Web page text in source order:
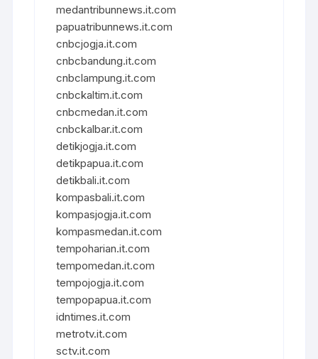
medantribunnews.it.com
papuatribunnews.it.com
cnbcjogja.it.com
cnbcbandung.it.com
cnbclampung.it.com
cnbckaltim.it.com
cnbcmedan.it.com
cnbckalbar.it.com
detikjogja.it.com
detikpapua.it.com
detikbali.it.com
kompasbali.it.com
kompasjogja.it.com
kompasmedan.it.com
tempoharian.it.com
tempomedan.it.com
tempojogja.it.com
tempopapua.it.com
idntimes.it.com
metrotv.it.com
sctv.it.com